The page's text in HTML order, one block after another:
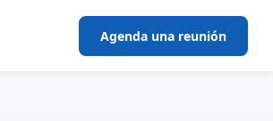
Agenda una reunión